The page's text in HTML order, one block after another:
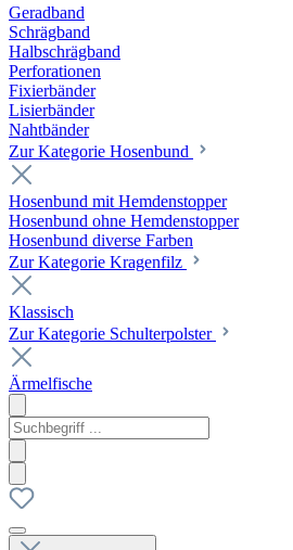
Geradband
Schrägband
Halbschrägband
Perforationen
Fixierbänder
Lisierbänder
Nahtbänder
Zur Kategorie Hosenbund
Hosenbund mit Hemdenstopper
Hosenbund ohne Hemdenstopper
Hosenbund diverse Farben
Zur Kategorie Kragenfilz
Klassisch
Zur Kategorie Schulterpolster
Ärmelfische